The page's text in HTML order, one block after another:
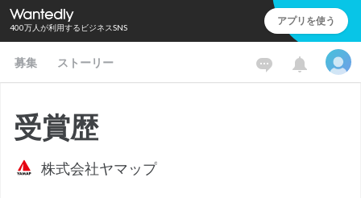
400万人が利用するビジネスSNS アプリを使う
募集 ストーリー
受賞歴
株式会社ヤマップ